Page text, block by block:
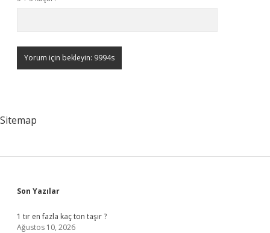
Sitemap
Sidebar
Son Yazılar
1 tır en fazla kaç ton taşır ?
Ağustos 10, 2026